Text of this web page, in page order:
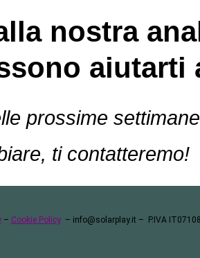
nostra
aiutarti
prossime
ti contatteremo!
– Cookie Policy– info@solarplay.it – P.IVA